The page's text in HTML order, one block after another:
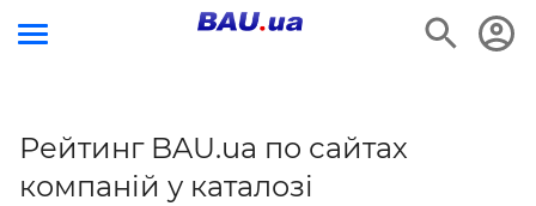
Рейтинг BAU.ua по сайтах
компаній у каталозі